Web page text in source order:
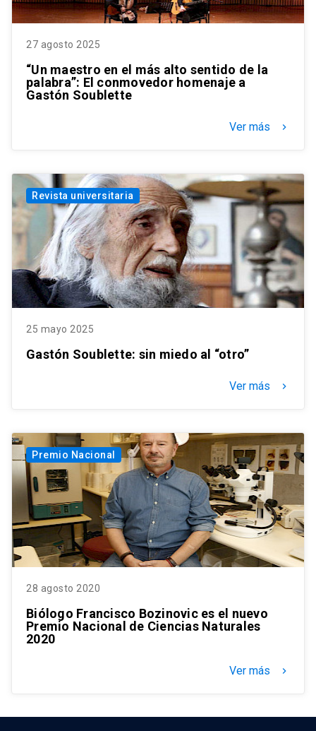
27 agosto 2025
“Un maestro en el más alto sentido de la
palabra”: El conmovedor homenaje a
Gastón Soublette
Ver más keyboard_arrow_right
Revista universitaria
25 mayo 2025
Gastón Soublette: sin miedo al “otro”
Ver más keyboard_arrow_right
Premio Nacional
28 agosto 2020
Biólogo Francisco Bozinovic es el nuevo
Premio Nacional de Ciencias Naturales
2020
Ver más keyboard_arrow_right